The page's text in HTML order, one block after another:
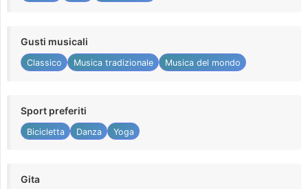
Gusti musicali
Classico Musica tradizionale Musica del mondo
Sport preferiti
Bicicletta Danza Yoga
Gita